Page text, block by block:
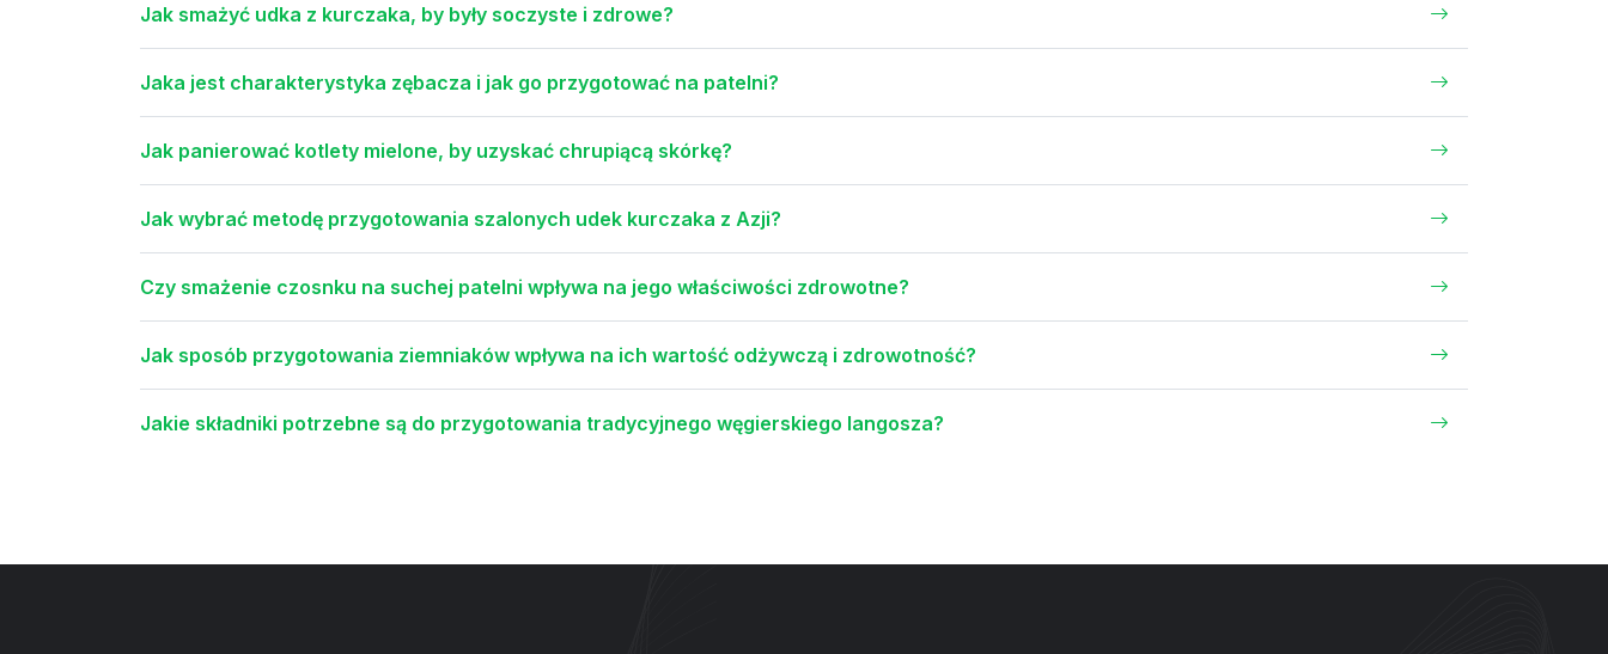
Jak smażyć udka z kurczaka, by były soczyste i zdrowe?
Jaka jest charakterystyka zębacza i jak go przygotować na patelni?
Jak panierować kotlety mielone, by uzyskać chrupiącą skórkę?
Jak wybrać metodę przygotowania szalonych udek kurczaka z Azji?
Czy smażenie czosnku na suchej patelni wpływa na jego właściwości zdrowotne?
Jak sposób przygotowania ziemniaków wpływa na ich wartość odżywczą i zdrowotność?
Jakie składniki potrzebne są do przygotowania tradycyjnego węgierskiego langosza?